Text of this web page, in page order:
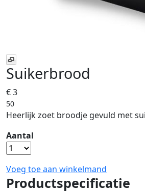
Suikerbrood
€ 3
50
Heerlijk zoet broodje gevuld met
Aantal
Voeg toe aan winkelmand
Productspecificatie